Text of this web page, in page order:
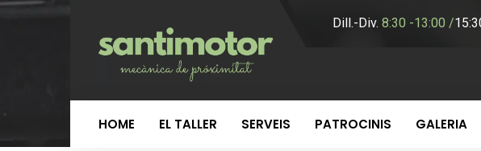
Dill.-Div. 8:30 -13:00 /
HOME EL TALLER SERVEIS PATROCINIS GALERIA